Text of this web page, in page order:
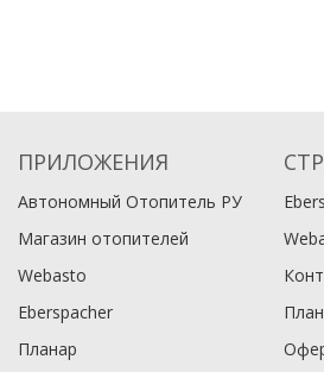
ПРИЛОЖЕНИЯ
Автономный Отопитель РУ
Магазин отопителей
Webasto
Eberspacher
Планар